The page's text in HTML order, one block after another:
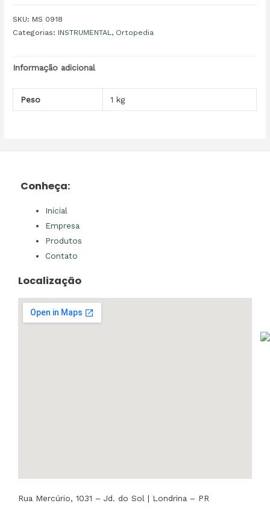
SKU: MS 0918
Categorias: INSTRUMENTAL, Ortopedia
Informação adicional
Peso 1 kg
Conheça:
Inicial
Empresa
Produtos
Contato
Localização
Rua Mercúrio, 1031 – Jd. do Sol | Londrina – PR